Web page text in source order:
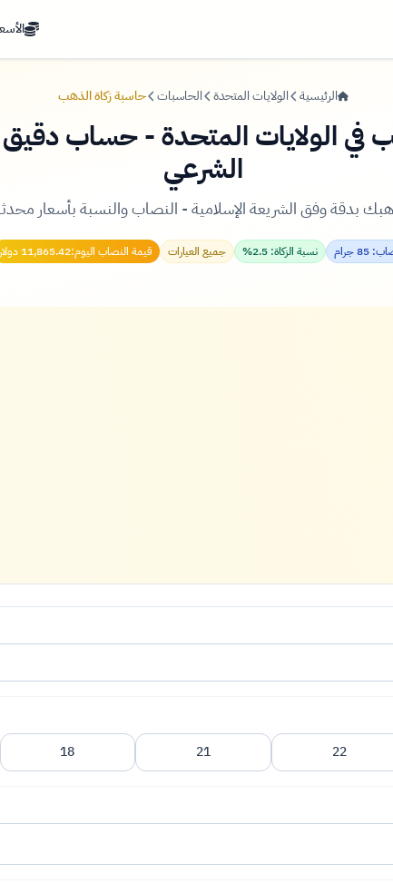
الرئيسية الولايات المتحدة الحاسبات حاسبة زكاة الذهب
في الولايات المتحدة - حساب
الشرعي
بدقة وفق الشريعة الإسلامية - النصاب والنسبة بأسعار
85 جرام نسبة الزكاة: 2.5% جميع العيارات قيمة النصاب اليوم:11,865.42 دولار
22
21
18